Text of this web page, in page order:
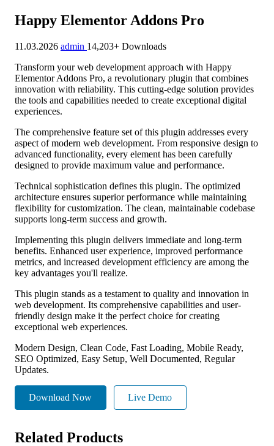
Happy Elementor Addons Pro
11.03.2026 admin 14,203+ Downloads
Transform your web development approach with Happy
Elementor Addons Pro, a revolutionary plugin that combines
innovation with reliability. This cutting-edge solution provides
the tools and capabilities needed to create exceptional digital
experiences.
The comprehensive feature set of this plugin addresses every
aspect of modern web development. From responsive design to
advanced functionality, every element has been carefully
designed to provide maximum value and performance.
Technical sophistication defines this plugin. The optimized
architecture ensures superior performance while maintaining
flexibility for customization. The clean, maintainable codebase
supports long-term success and growth.
Implementing this plugin delivers immediate and long-term
benefits. Enhanced user experience, improved performance
metrics, and increased development efficiency are among the
key advantages you'll realize.
This plugin stands as a testament to quality and innovation in
web development. Its comprehensive capabilities and user-
friendly design make it the perfect choice for creating
exceptional web experiences.
Modern Design, Clean Code, Fast Loading, Mobile Ready,
SEO Optimized, Easy Setup, Well Documented, Regular
Updates.
Download Now Live Demo
Related Products